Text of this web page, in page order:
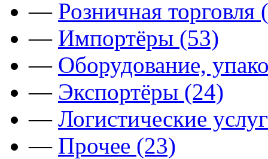
— Розничная торговля
— Импортёры (53)
— Оборудование,
— Экспортёры (24)
— Логистические
— Прочее (23)